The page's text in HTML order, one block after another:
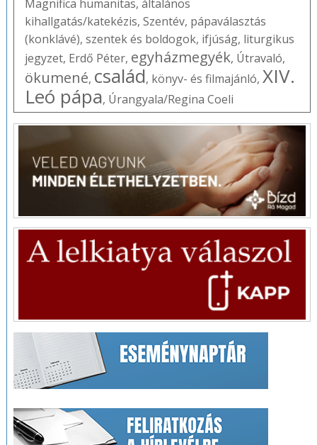
Magnifica humanitas, általános
kihallgatás/katekézis, Szentév, pápaválasztás
(konklávé), szentek és boldogok, ifjúság, liturgikus
jegyzet, Erdő Péter, egyházmegyék, Útravaló,
ökumené, család, könyv- és filmajánló, XIV.
Leó pápa, Úrangyala/Regina Coeli